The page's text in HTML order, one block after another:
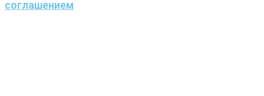
соглашением